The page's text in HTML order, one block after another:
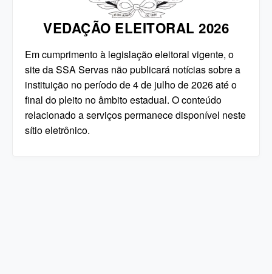
VEDAÇÃO ELEITORAL 2026
Em cumprimento à legislação eleitoral vigente, o
site da SSA Servas não publicará notícias sobre a
instituição no período de 4 de julho de 2026 até o
final do pleito no âmbito estadual. O conteúdo
relacionado a serviços permanece disponível neste
sítio eletrônico.